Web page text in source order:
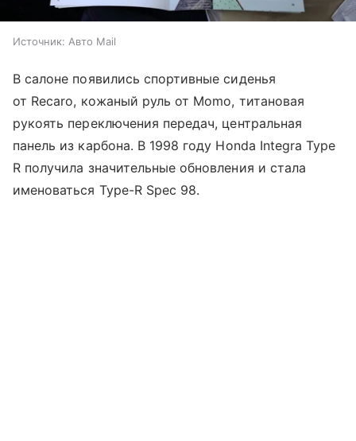
Источник: Авто Mail
В салоне появились спортивные сиденья
от Recaro, кожаный руль от Momo, титановая
рукоять переключения передач, центральная
панель из карбона. В 1998 году Honda Integra Type
R получила значительные обновления и стала
именоваться Type-R Spec 98.